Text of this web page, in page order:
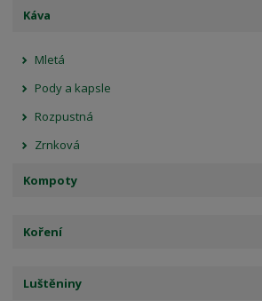
Káva
Mletá
Pody a kapsle
Rozpustná
Zrnková
Kompoty
Koření
Luštěniny